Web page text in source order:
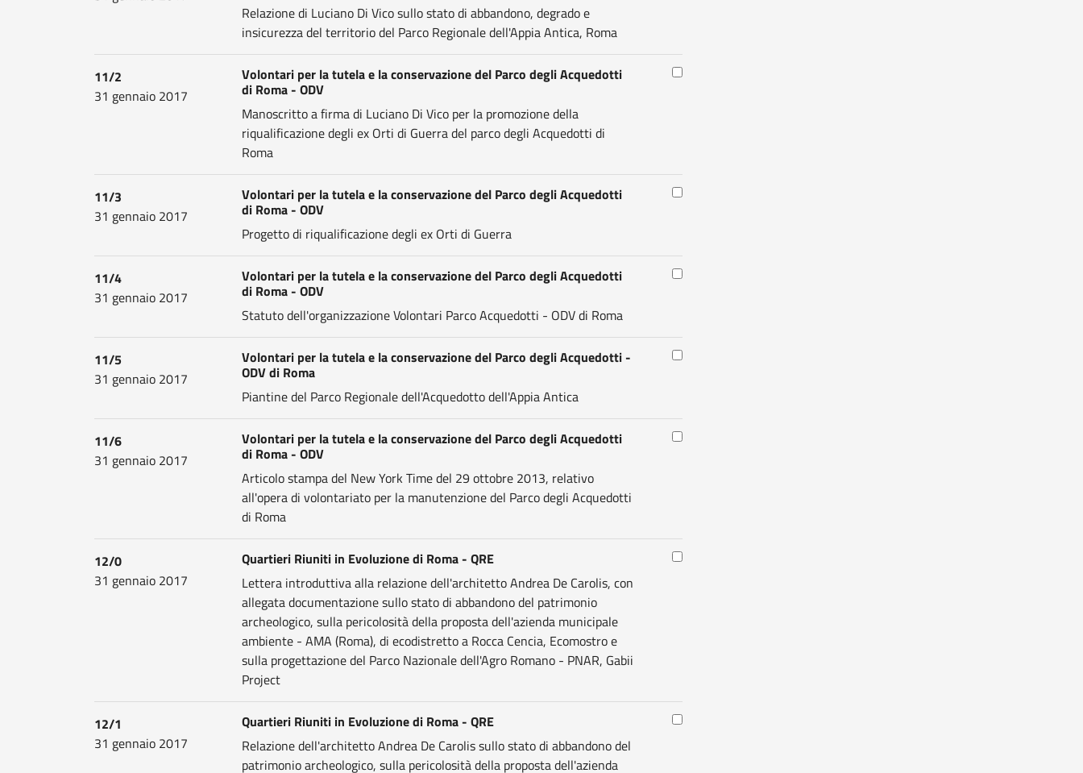
Relazione di Luciano Di Vico sullo stato di abbandono, degrado e
insicurezza del territorio del Parco Regionale dell'Appia Antica, Roma
11/2
31 gennaio 2017
Volontari per la tutela e la conservazione del Parco degli Acquedotti
di Roma - ODV
Manoscritto a firma di Luciano Di Vico per la promozione della
riqualificazione degli ex Orti di Guerra del parco degli Acquedotti di
Roma
11/3
31 gennaio 2017
Volontari per la tutela e la conservazione del Parco degli Acquedotti
di Roma - ODV
Progetto di riqualificazione degli ex Orti di Guerra
11/4
31 gennaio 2017
Volontari per la tutela e la conservazione del Parco degli Acquedotti
di Roma - ODV
Statuto dell'organizzazione Volontari Parco Acquedotti - ODV di Roma
11/5
31 gennaio 2017
Volontari per la tutela e la conservazione del Parco degli Acquedotti -
ODV di Roma
Piantine del Parco Regionale dell'Acquedotto dell'Appia Antica
11/6
31 gennaio 2017
Volontari per la tutela e la conservazione del Parco degli Acquedotti
di Roma - ODV
Articolo stampa del New York Time del 29 ottobre 2013, relativo
all'opera di volontariato per la manutenzione del Parco degli Acquedotti
di Roma
12/0
31 gennaio 2017
Quartieri Riuniti in Evoluzione di Roma - QRE
Lettera introduttiva alla relazione dell'architetto Andrea De Carolis, con
allegata documentazione sullo stato di abbandono del patrimonio
archeologico, sulla pericolosità della proposta dell'azienda municipale
ambiente - AMA (Roma), di ecodistretto a Rocca Cencia, Ecomostro e
sulla progettazione del Parco Nazionale dell'Agro Romano - PNAR, Gabii
Project
12/1
31 gennaio 2017
Quartieri Riuniti in Evoluzione di Roma - QRE
Relazione dell'architetto Andrea De Carolis sullo stato di abbandono del
patrimonio archeologico, sulla pericolosità della proposta dell'azienda